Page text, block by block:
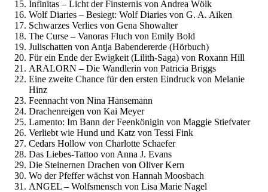
Infinitas – Licht der Finsternis von Andrea Wölk
Wolf Diaries – Besiegt: Wolf Diaries von G. A. Aiken
Schwarzes Verlies von Gena Showalter
The Curse – Vanoras Fluch von Emily Bold
Julischatten von Antja Babendererde (Hörbuch)
Für ein Ende der Ewigkeit (Lilith-Saga) von Roxann Hill
ARALORN – Die Wandlerin von Patricia Briggs
Eine zweite Chance für den ersten Eindruck von Melanie
Hinz
Feennacht von Nina Hansemann
Drachenreigen von Kai Meyer
Lamento: Im Bann der Feenkönigin von Maggie Stiefvater
Verliebt wie Hund und Katz von Tessi Fink
Cedars Hollow von Charlotte Schaefer
Das Liebes-Tattoo von Anna J. Evans
Die Steinernen Drachen von Oliver Kern
Wo der Pfeffer wächst von Hannah Moosbach
ANGEL – Wolfsmensch von Lisa Marie Nagel